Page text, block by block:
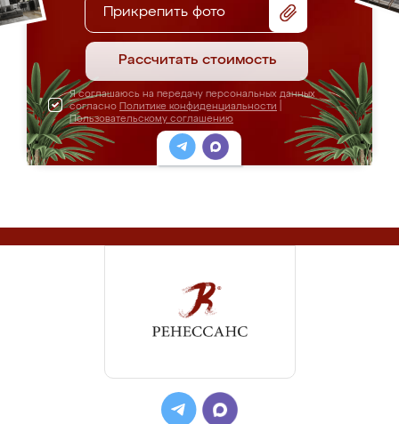
Прикрепить фото
Рассчитать стоимость
Я соглашаюсь на передачу персональных данных
согласно Политике конфиденциальности
Пользовательскому соглашению